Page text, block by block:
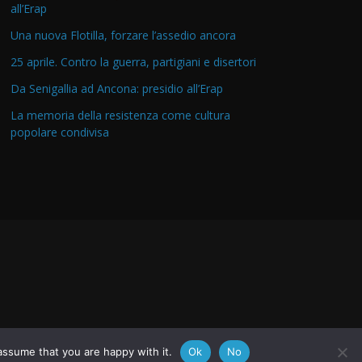
all’Erap
Una nuova Flotilla, forzare l’assedio ancora
25 aprile. Contro la guerra, partigiani e disertori
Da Senigallia ad Ancona: presidio all’Erap
La memoria della resistenza come cultura
popolare condivisa
that you are happy with it. Ok No